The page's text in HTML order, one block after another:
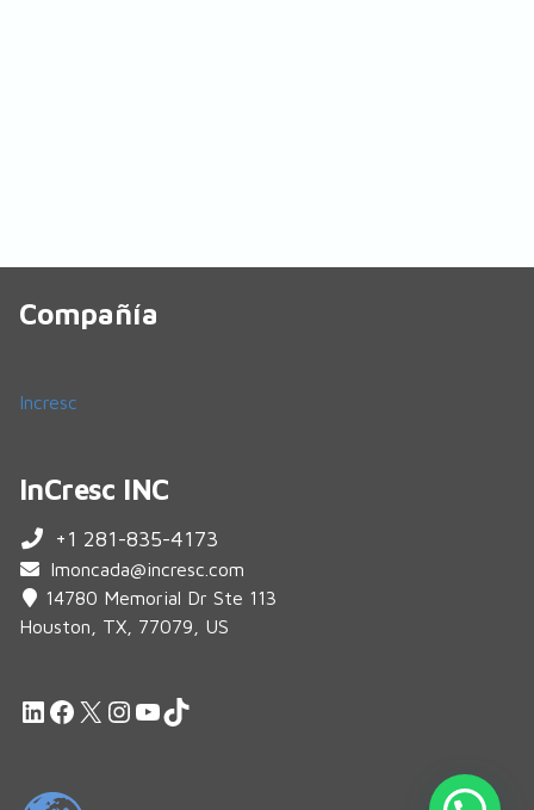
Compañía
Incresc
InCresc INC
+1 281-835-4173
lmoncada@incresc.com
14780 Memorial Dr Ste 113
Houston, TX, 77079, US
LinkedIn
Facebook
X Instagram
YouTube
TikTok